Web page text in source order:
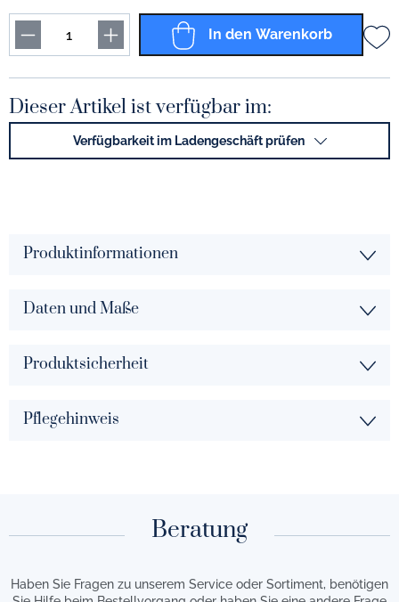
In den Warenkorb
Dieser Artikel ist verfügbar im:
Verfügbarkeit im Ladengeschäft prüfen
Produktinformationen
Daten und Maße
Produktsicherheit
Pflegehinweis
Beratung
Haben Sie Fragen zu unserem Service oder Sortiment, benötigen